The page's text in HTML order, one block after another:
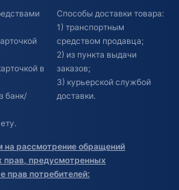
в
банк/
Способы доставки товара:
1) транспортным
средством продавца;
2) из пункта выдачи
заказов;
3) курьерской службой
доставки.
рассмотрение обращений
прав, предусмотренных
прав потребителей: